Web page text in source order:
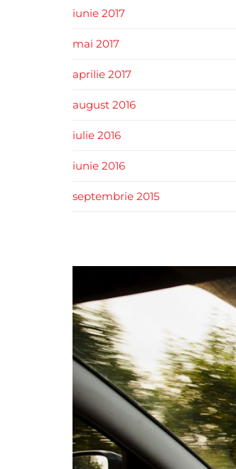
iunie 2017
mai 2017
aprilie 2017
august 2016
iulie 2016
iunie 2016
septembrie 2015